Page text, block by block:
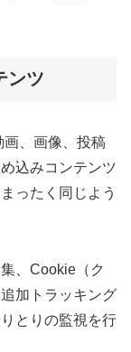
ンツ
画、画像、投稿
込みコンテンツ
ったく同じよう
、Cookie（ク
加トラッキング
とりの監視を行